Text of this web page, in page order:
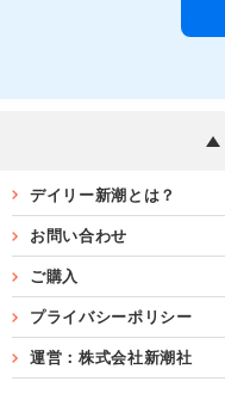
デイリー新潮とは？
お問い合わせ
ご購入
プライバシーポリシー
運営：株式会社新潮社